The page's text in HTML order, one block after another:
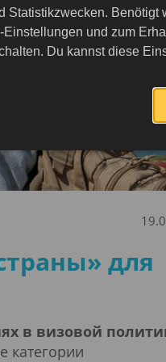
для
в визовой
категории
Statistikzwecken. Benötigt
und zum
Du kannst diese